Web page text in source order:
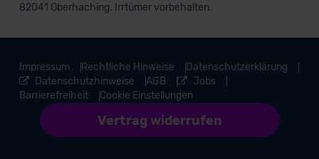
82041 Oberhaching. Irrtümer vorbehalten.
Impressum Rechtliche Hinweise
Datenschutzerklärung
Datenschutzhinweise
AGB
Jobs
Barrierefreiheit
Vertrag widerrufen
Cookie Einstellungen